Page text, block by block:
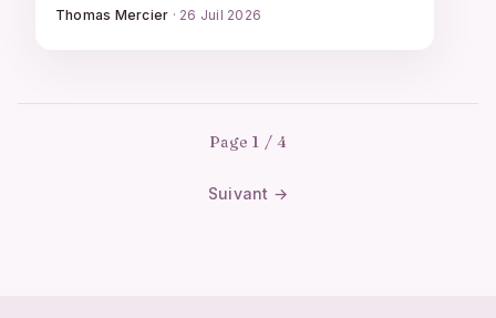
Thomas Mercier · 26 Juil 2026
Page 1 / 4
Suivant →